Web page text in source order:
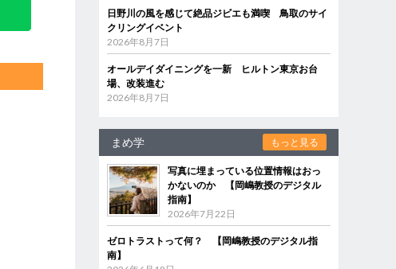
日野川の風を感じて絶品ジビエも満喫 鳥取のサイ
クリングイベント
2026年8月7日
オールデイダイニングを一新 ヒルトン東京お台
場、改装進む
2026年8月7日
まめ学 もっと見る
写真に埋まっている位置情報はおっ
かないのか 【岡嶋教授のデジタル
指南】
2026年7月22日
ゼロトラストって何？ 【岡嶋教授のデジタル指
南】